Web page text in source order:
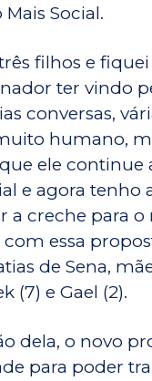
Social.
filhos e
ter vindo
conversas,
humano,
ele continue
e agora
a creche para o
essa
de Sena,
(7) e Gael (2).
dela, o novo
para poder